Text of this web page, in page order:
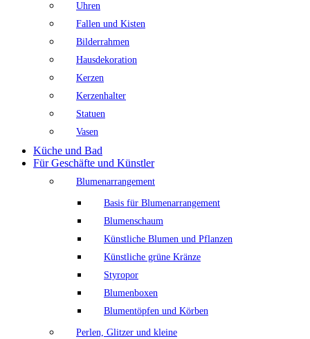
Uhren
Fallen und Kisten
Bilderrahmen
Hausdekoration
Kerzen
Kerzenhalter
Statuen
Vasen
Küche und Bad
Für Geschäfte und Künstler
Blumenarrangement
Basis für Blumenarrangement
Blumenschaum
Künstliche Blumen und Pflanzen
Künstliche grüne Kränze
Styropor
Blumenboxen
Blumentöpfen und Körben
Perlen, Glitzer und kleine